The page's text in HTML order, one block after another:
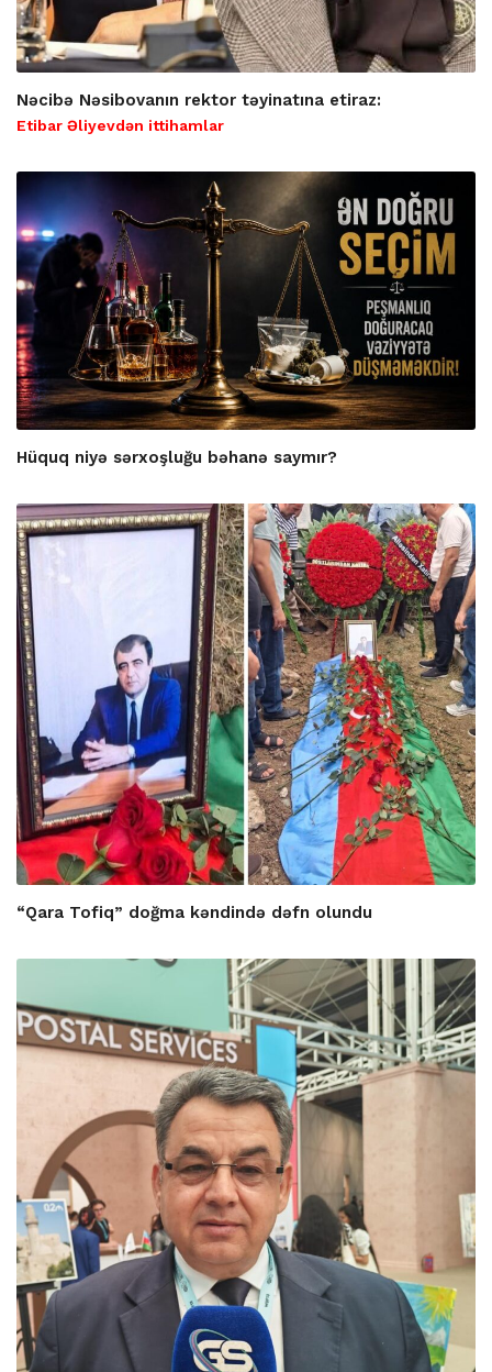
Nəcibə Nəsibovanın rektor təyinatına etiraz:
Etibar Əliyevdən ittihamlar
Hüquq niyə sərxoşluğu bəhanə saymır?
“Qara Tofiq” doğma kəndində dəfn olundu